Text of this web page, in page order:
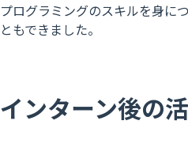
プログラミングのスキルを身に
ともできました。
インターン後の